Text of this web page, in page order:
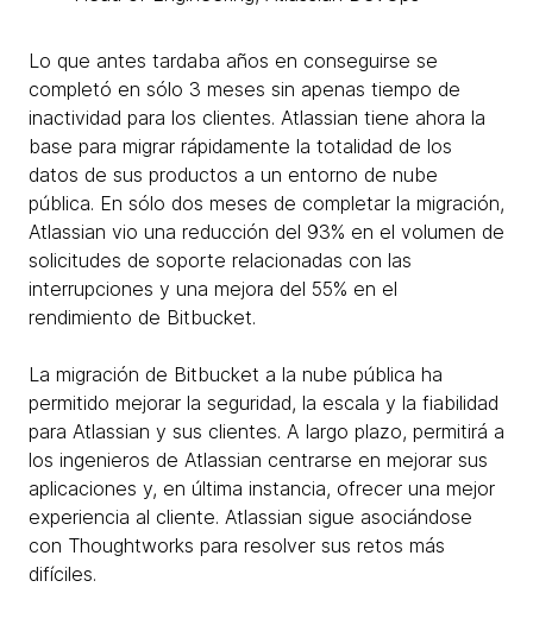
Lo que antes tardaba años en conseguirse se
completó en sólo 3 meses sin apenas tiempo de
inactividad para los clientes. Atlassian tiene ahora la
base para migrar rápidamente la totalidad de los
datos de sus productos a un entorno de nube
pública. En sólo dos meses de completar la migración,
Atlassian vio una reducción del 93% en el volumen de
solicitudes de soporte relacionadas con las
interrupciones y una mejora del 55% en el
rendimiento de Bitbucket.
La migración de Bitbucket a la nube pública ha
permitido mejorar la seguridad, la escala y la fiabilidad
para Atlassian y sus clientes. A largo plazo, permitirá a
los ingenieros de Atlassian centrarse en mejorar sus
aplicaciones y, en última instancia, ofrecer una mejor
experiencia al cliente. Atlassian sigue asociándose
con Thoughtworks para resolver sus retos más
difíciles.